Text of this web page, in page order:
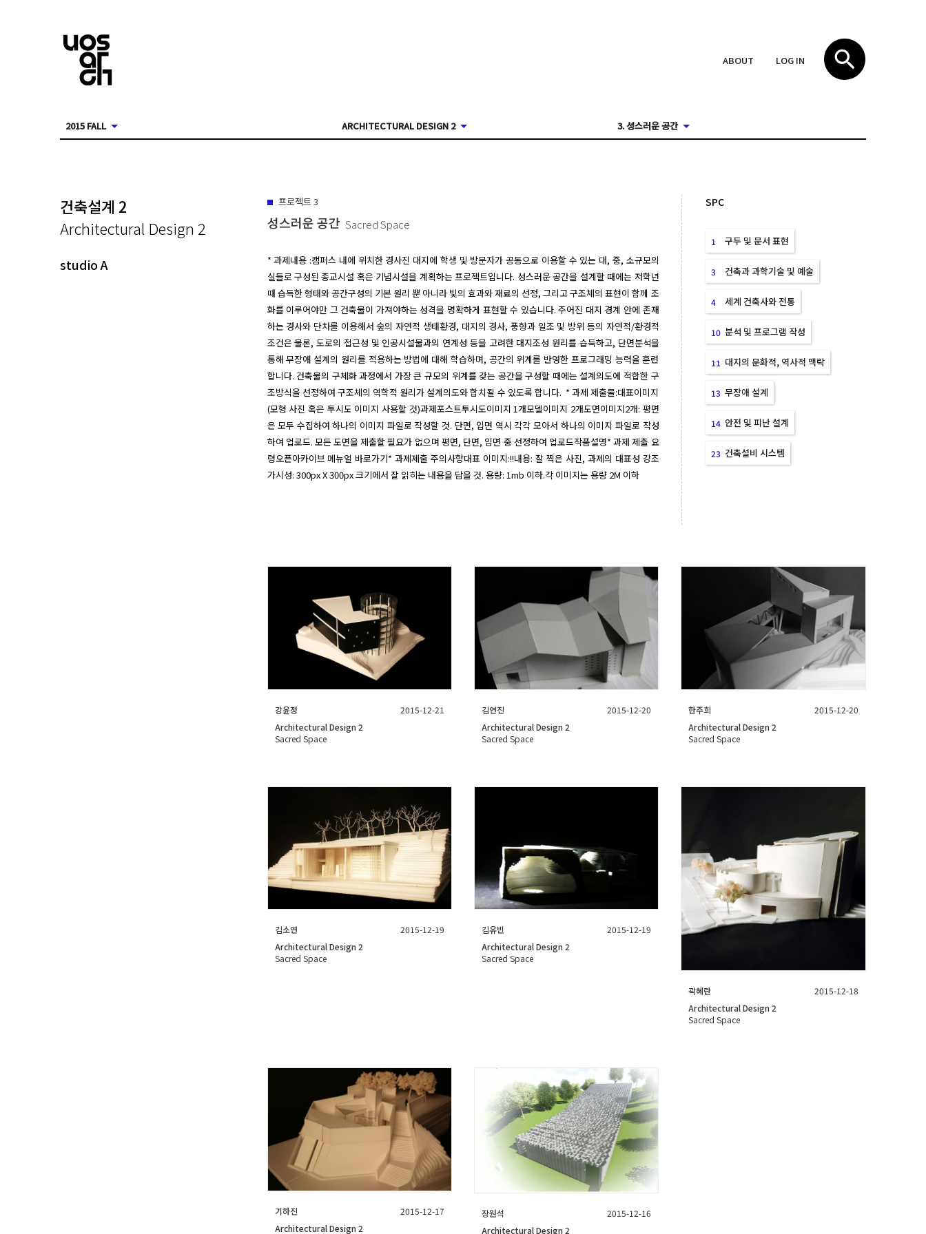
ABOUT LOG IN
2015 FALL ARCHITECTURAL DESIGN 2 3. 성스러운 공간
건축설계 2
Architectural Design 2
studio A
프로젝트 3
성스러운 공간 Sacred Space
* 과제내용 :캠퍼스 내에 위치한 경사진 대지에 학생 및 방문자가 공동으로 이용할 수 있는 대, 중, 소규모의
실들로 구성된 종교시설 혹은 기념시설을 계획하는 프로젝트입니다. 성스러운 공간을 설계할 때에는 저학년
때 습득한 형태와 공간구성의 기본 원리 뿐 아니라 빛의 효과와 재료의 선정, 그리고 구조체의 표현이 함께 조
화를 이루어야만 그 건축물이 가져야하는 성격을 명확하게 표현할 수 있습니다. 주어진 대지 경계 안에 존재
하는 경사와 단차를 이용해서 숲의 자연적 생태환경, 대지의 경사, 풍향과 일조 및 방위 등의 자연적/환경적
조건은 물론, 도로의 접근성 및 인공시설물과의 연계성 등을 고려한 대지조성 원리를 습득하고, 단면분석을
통해 무장애 설계의 원리를 적용하는 방법에 대해 학습하며, 공간의 위계를 반영한 프로그래밍 능력을 훈련
합니다. 건축물의 구체화 과정에서 가장 큰 규모의 위계를 갖는 공간을 구성할 때에는 설계의도에 적합한 구
조방식을 선정하여 구조체의 역학적 원리가 설계의도와 합치될 수 있도록 합니다.  * 과제 제출물:대표이미지
(모형 사진 혹은 투시도 이미지 사용할 것)과제포스트투시도이미지 1개모델이미지 2개도면이미지2개: 평면
은 모두 수집하여 하나의 이미지 파일로 작성할 것. 단면, 입면 역시 각각 모아서 하나의 이미지 파일로 작성
하여 업로드. 모든 도면을 제출할 필요가 없으며 평면, 단면, 입면 중 선정하여 업로드작품설명* 과제 제출 요
령오픈아카이브 메뉴얼 바로가기* 과제제출 주의사항대표 이미지:!!내용: 잘 찍은 사진, 과제의 대표성 강조
가시성: 300px X 300px 크기에서 잘 읽히는 내용을 담을 것. 용량: 1mb 이하.각 이미지는 용량 2M 이하
SPC
1 구두 및 문서 표현
3 건축과 과학기술 및 예술
4 세계 건축사와 전통
10 분석 및 프로그램 작성
11 대지의 문화적, 역사적 맥락
13 무장애 설계
14 안전 및 피난 설계
23 건축설비 시스템
강윤정
2015-12-21
Architectural Design 2
Sacred Space
김연진
2015-12-20
Architectural Design 2
Sacred Space
한주희
2015-12-20
Architectural Design 2
Sacred Space
김소연
2015-12-19
Architectural Design 2
Sacred Space
김유빈
2015-12-19
Architectural Design 2
Sacred Space
곽혜란
2015-12-18
Architectural Design 2
Sacred Space
기하진
2015-12-17
Architectural Design 2
장원석
2015-12-16
Architectural Design 2